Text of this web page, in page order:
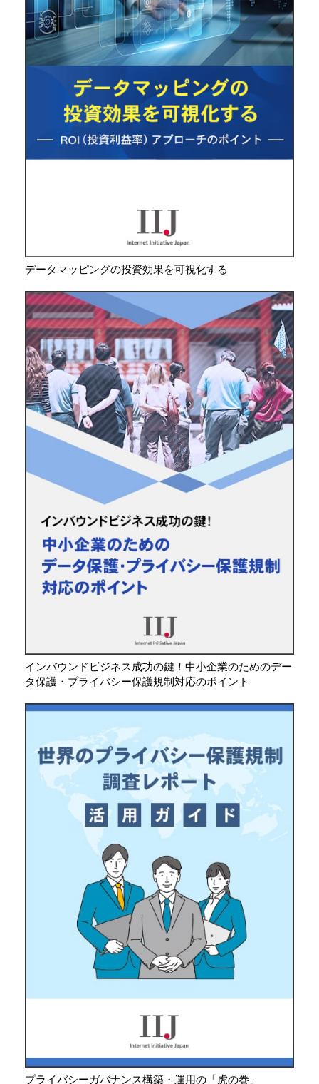
データマッピングの投資効果を可視化する
インバウンドビジネス成功の鍵！中小企業のためのデー
タ保護・プライバシー保護規制対応のポイント
プライバシーガバナンス構築・運用の「虎の巻」